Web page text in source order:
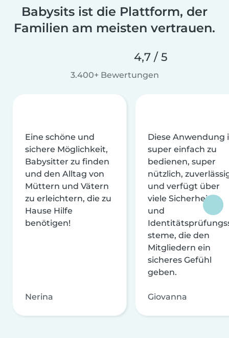
Babysits ist die Plattform, der
Familien am meisten vertrauen.
4,7 / 5
3.400+ Bewertungen
Eine schöne und
sichere Möglichkeit,
Babysitter zu finden
und den Alltag von
Müttern und Vätern
zu erleichtern, die zu
Hause Hilfe
benötigen!
Nerina
Diese Anwendung
super einfach zu
bedienen, super
nützlich,
und verfügt über
viele Sicherheits-
und
steme, die den
Mitgliedern ein
sicheres Gefühl
geben.
Giovanna